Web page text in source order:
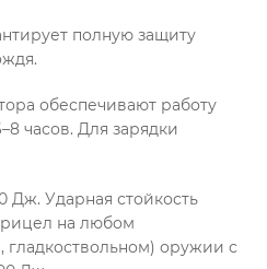
полную защиту
обеспечивают работу
часов. Для зарядки
Дж. Ударная стойкость
на любом
гладкоствольном) оружии с